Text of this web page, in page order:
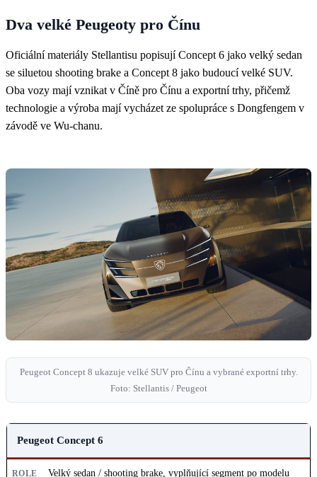
Dva velké Peugeoty pro Čínu
Oficiální materiály Stellantisu popisují Concept 6 jako velký sedan
se siluetou shooting brake a Concept 8 jako budoucí velké SUV.
Oba vozy mají vznikat v Číně pro Čínu a exportní trhy, přičemž
technologie a výroba mají vycházet ze spolupráce s Dongfengem v
závodě ve Wu-chanu.
Peugeot Concept 8 ukazuje velké SUV pro Čínu a vybrané exportní trhy.
Foto: Stellantis / Peugeot
KONCEPT
ROLE
Peugeot Concept 6
Velký sedan / shooting brake, vyplňující segment po modelu